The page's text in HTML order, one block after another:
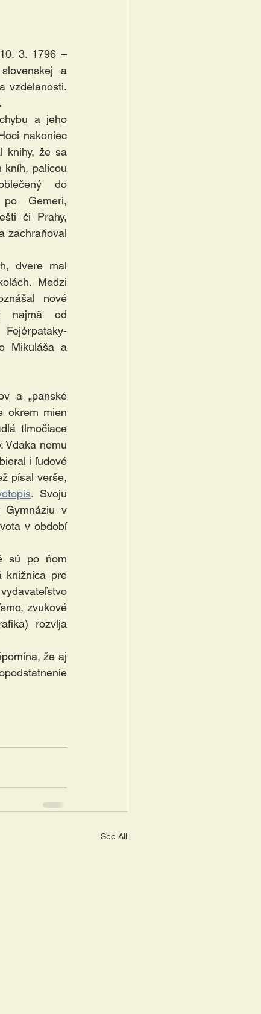
3. 1796 –
a
vzdelanosti.
a jeho
nakoniec
knihy, že sa
kníh, palicou
do
Gemeri,
či Prahy,
zachraňoval
dvere mal
Medzi
nové
najmä od
Mikuláša a
a „panské
okrem mien
tlmočiace
Vďaka nemu
i ľudové
písal verše,
. Svoju
Gymnáziu v
v období
sú po ňom
knižnica pre
zvukové
rozvíja
že aj
See All